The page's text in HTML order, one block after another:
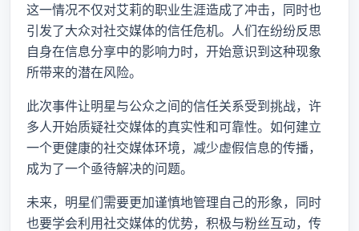
这一情况不仅对艾莉的职业生涯造成了冲击，同时也
引发了大众对社交媒体的信任危机。人们在纷纷反思
自身在信息分享中的影响力时，开始意识到这种现象
所带来的潜在风险。
此次事件让明星与公众之间的信任关系受到挑战，许
多人开始质疑社交媒体的真实性和可靠性。如何建立
一个更健康的社交媒体环境，减少虚假信息的传播，
成为了一个亟待解决的问题。
未来，明星们需要更加谨慎地管理自己的形象，同时
也要学会利用社交媒体的优势，积极与粉丝互动，传